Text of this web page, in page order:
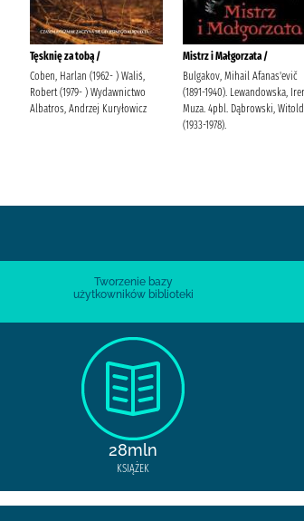
Tęsknię za tobą /
Coben, Harlan (1962- ) Waliś,
Robert (1979- ) Wydawnictwo
Albatros, Andrzej Kuryłowicz
Mistrz i Małgorzata /
Bulgakov, Mihail Afanas'evič
(1891-1940). Lewandowska,
Muza. 4pbl. Dąbrowski, Witold
(1933-1978).
Tworzenie bazy
użytkowników biblioteki
28mln
KSIĄŻEK